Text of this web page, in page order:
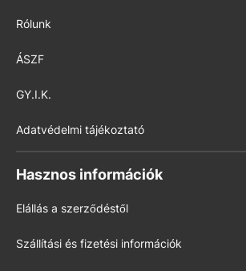
Rólunk
ÁSZF
GY.I.K.
Adatvédelmi tájékoztató
Hasznos információk
Elállás a szerződéstől
Szállítási és fizetési információk